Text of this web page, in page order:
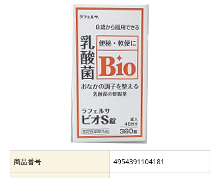
商品番号 4954391104181